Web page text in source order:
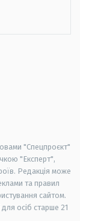
"Спецпроєкт"
"Експерт",
Редакція може
та правил
сайтом.
для осіб старше 21